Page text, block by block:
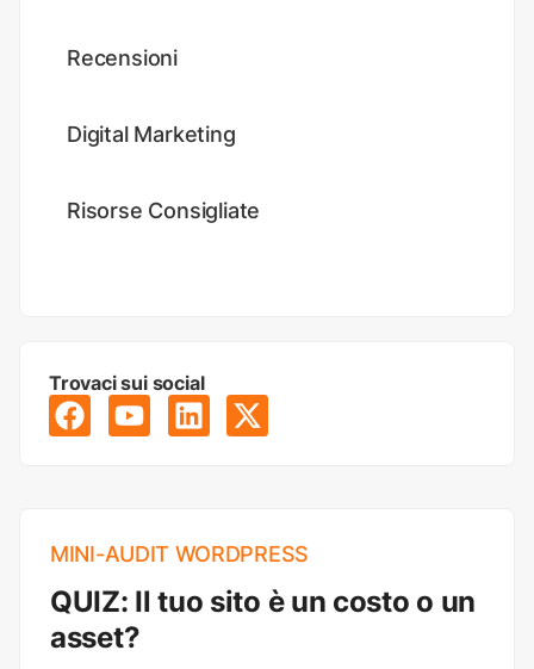
Recensioni
Digital Marketing
Risorse Consigliate
Trovaci sui social
MINI-AUDIT WORDPRESS
QUIZ: Il tuo sito è un costo o un
asset?